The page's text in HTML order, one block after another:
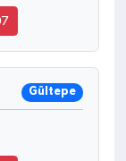
Gültepe